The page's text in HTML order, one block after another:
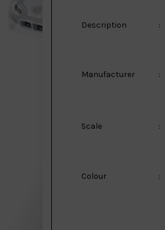
Description :
Manufacturer :
Scale :
Colour :